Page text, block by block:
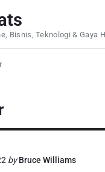
Bisnis, Teknologi & Gaya
by Bruce Williams